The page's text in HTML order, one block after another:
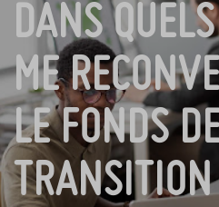
DANS
ME
LE FONDS